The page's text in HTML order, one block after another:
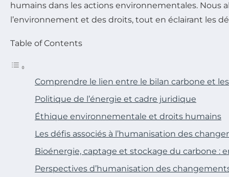
humains dans les actions environnementales.
l’environnement et des droits, tout en éclairant les
Table of Contents
Comprendre le lien entre le bilan carbone et
Politique de l’énergie et cadre juridique
Éthique environnementale et droits humains
Les défis associés à l’humanisation des
Bioénergie, captage et stockage du carbone :
Perspectives d’humanisation des